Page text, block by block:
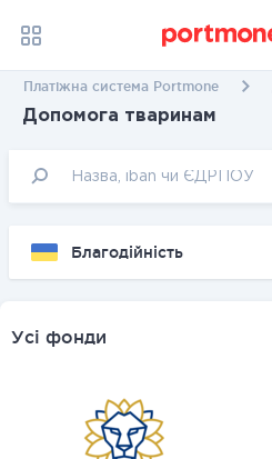
Платіжна система Portmone
Допомога тваринам
Благодійність
Усі фонди